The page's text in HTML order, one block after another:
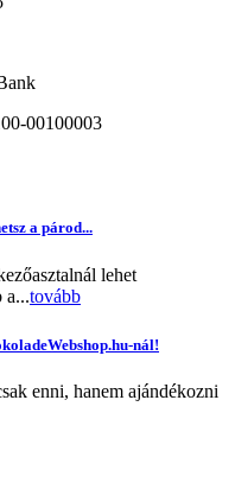
00100003
a párod...
lehet
a...tovább
nál!
enni, hanem ajándékozni